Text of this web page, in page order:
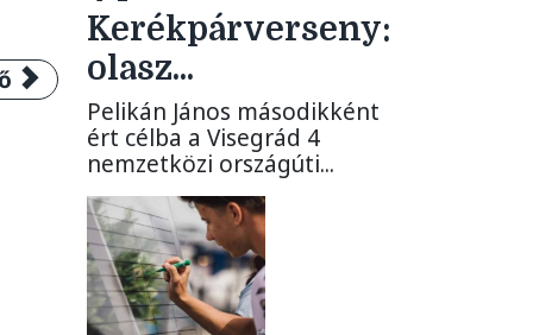
mezőnye – ÁTHALADÁSI IDŐPONTOK +
cikk: Az idei V4 Kerékpárverseny csapatai:
Kerékpárverseny:
olasz...
Pelikán János másodikként
ért célba a Visegrád 4
nemzetközi országúti...